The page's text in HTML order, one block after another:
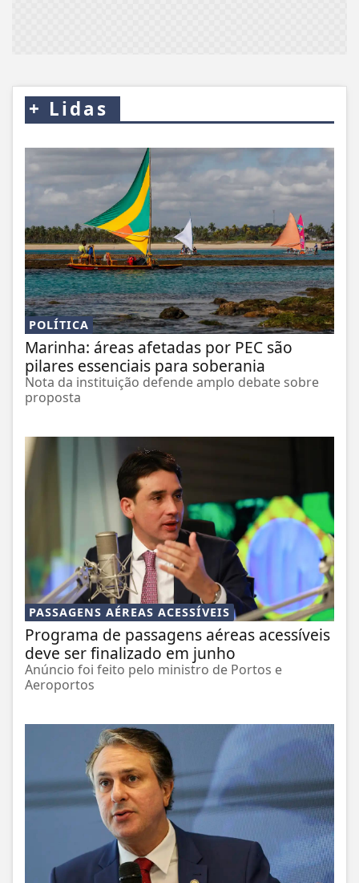
+ Lidas
POLÍTICA
Marinha: áreas afetadas por PEC são
pilares essenciais para soberania
Nota da instituição defende amplo debate sobre
proposta
PASSAGENS AÉREAS ACESSÍVEIS
Programa de passagens aéreas acessíveis
deve ser finalizado em junho
Anúncio foi feito pelo ministro de Portos e
Aeroportos